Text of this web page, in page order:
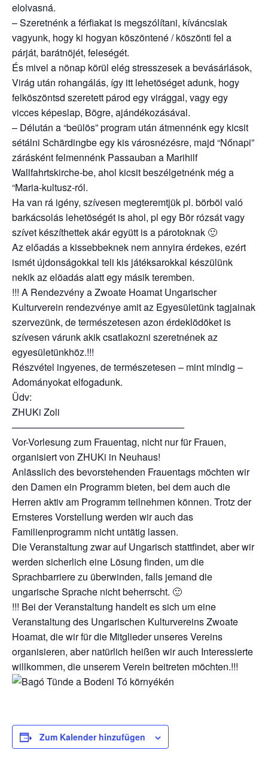
elolvasná.
– Szeretnénk a férfiakat is megszólítani, kíváncsiak
vagyunk, hogy ki hogyan köszöntené / köszönti fel a
párját, barátnöjét, feleségét.
És mivel a nönap körül elég stresszesek a bevásárlások,
Virág után rohangálás, így itt lehetöséget adunk, hogy
felköszöntsd szeretett párod egy virággal, vagy egy
vicces képeslap, Bögre, ajándékozásával.
– Délután a “beülös” program után átmennénk egy kicsit
sétálni Schärdingbe egy kis városnézésre, majd “Nőnapi”
zárásként felmennénk Passauban a Marihilf
Wallfahrtskirche-be, ahol kicsit beszélgetnénk még a
“Maria-kultusz-ról.
Ha van rá igény, szívesen megteremtjük pl. börböl való
barkácsolás lehetöségét is ahol, pl egy Bör rózsát vagy
szívet készíthettek akár együtt is a párotoknak 🙂
Az előadás a kissebbeknek nem annyira érdekes, ezért
ismét újdonságokkal teli kis játéksarokkal készülünk
nekik az elöadás alatt egy másik teremben.
!!! A Rendezvény a Zwoate Hoamat Ungarischer
Kulturverein rendezvénye amit az Egyesületünk tagjainak
szervezünk, de természetesen azon érdeklödöket is
szívesen várunk akik csatlakozni szeretnének az
egyesületünkhöz.!!!
Részvétel ingyenes, de természetesen – mint mindig –
Adományokat elfogadunk.
Üdv:
ZHUKi Zoli
——————————————————
Vor-Vorlesung zum Frauentag, nicht nur für Frauen,
organisiert von ZHUKi in Neuhaus!
Anlässlich des bevorstehenden Frauentags möchten wir
den Damen ein Programm bieten, bei dem auch die
Herren aktiv am Programm teilnehmen können. Trotz der
Ernsteres Vorstellung werden wir auch das
Familienprogramm nicht untätig lassen.
Die Veranstaltung zwar auf Ungarisch stattfindet, aber wir
werden sicherlich eine Lösung finden, um die
Sprachbarriere zu überwinden, falls jemand die
ungarische Sprache nicht beherrscht. 🙂
!!! Bei der Veranstaltung handelt es sich um eine
Veranstaltung des Ungarischen Kulturvereins Zwoate
Hoamat, die wir für die Mitglieder unseres Vereins
organisieren, aber natürlich heißen wir auch Interessierte
willkommen, die unserem Verein beitreten möchten.!!!
Zum Kalender hinzufügen